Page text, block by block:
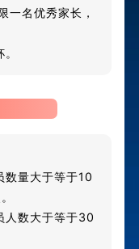
一名优秀家长，
数量大于等于10
人数大于等于30